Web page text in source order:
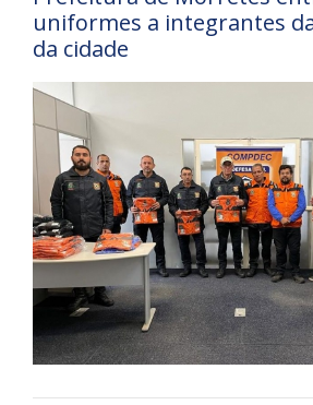
uniformes a integrantes
da cidade